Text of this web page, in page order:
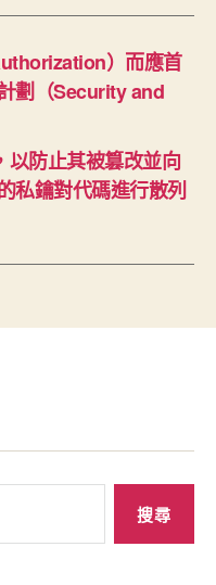
）而應首
劃（Security and
以防止其被篡改並向
私鑰對代碼進行散列